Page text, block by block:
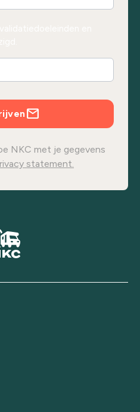
NKC met je gegevens
statement.